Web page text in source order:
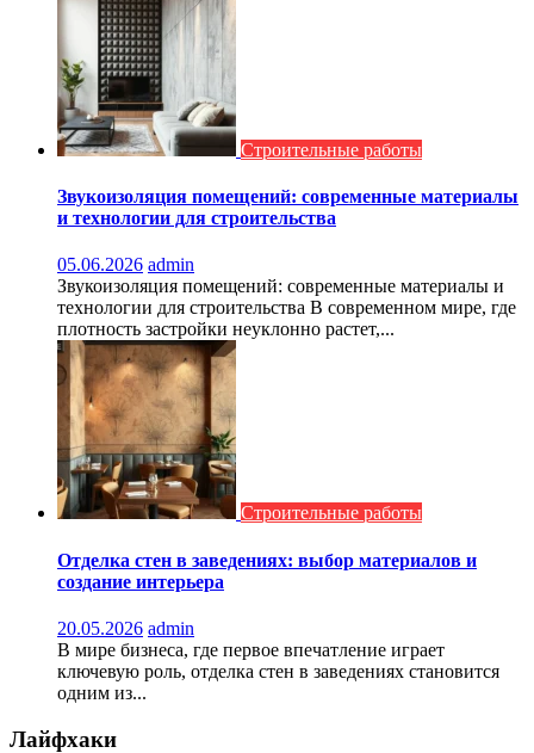
Строительные работы
Звукоизоляция помещений: современные материалы
и технологии для строительства
05.06.2026 admin
Звукоизоляция помещений: современные материалы и
технологии для строительства В современном мире, где
плотность застройки неуклонно растет,...
Строительные работы
Отделка стен в заведениях: выбор материалов и
создание интерьера
20.05.2026 admin
В мире бизнеса, где первое впечатление играет
ключевую роль, отделка стен в заведениях становится
одним из...
Лайфхаки